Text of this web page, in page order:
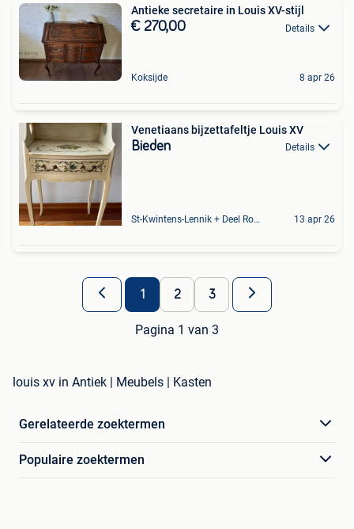
Antieke secretaire in Louis XV-stijl
€ 270,00 Details
Koksijde 8 apr 26
Venetiaans bijzettafeltje Louis XV
Bieden Details
St-Kwintens-Lennik + Deel Roosdaal 13 apr 26
1 2 3
Pagina 1 van 3
louis xv in Antiek | Meubels | Kasten
Gerelateerde zoektermen
Populaire zoektermen